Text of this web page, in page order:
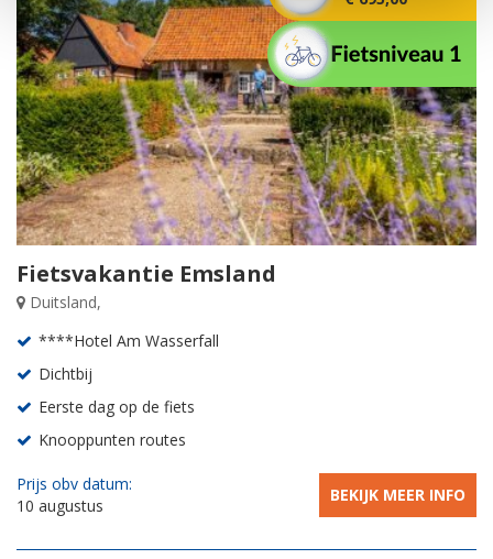
Fietsvakantie Emsland
Duitsland,
****Hotel Am Wasserfall
Dichtbij
Eerste dag op de fiets
Knooppunten routes
Prijs obv datum:
10 augustus
BEKIJK MEER INFO